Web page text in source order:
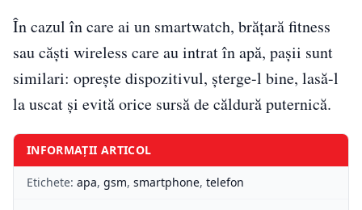
În cazul în care ai un smartwatch, brățară fitness
sau căști wireless care au intrat în apă, pașii sunt
similari: oprește dispozitivul, șterge-l bine, lasă-l
la uscat și evită orice sursă de căldură puternică.
INFORMAȚII ARTICOL
Etichete: apa, gsm, smartphone, telefon